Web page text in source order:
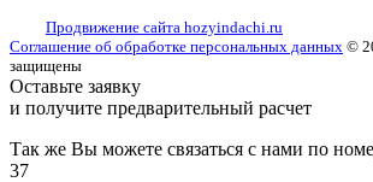
Продвижение сайта hozyindachi.ru
Соглашение об обработке персональных данных ©
защищены
Оставьте заявку
и получите предварительный расчет
Так жe Вы можeтe связаться с нами по
37